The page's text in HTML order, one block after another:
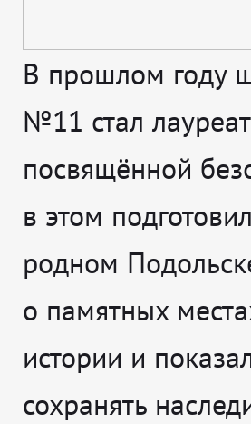
В прошлом году
№11 стал
посвящённой
в этом
родном
о памятных
истории и
сохранять